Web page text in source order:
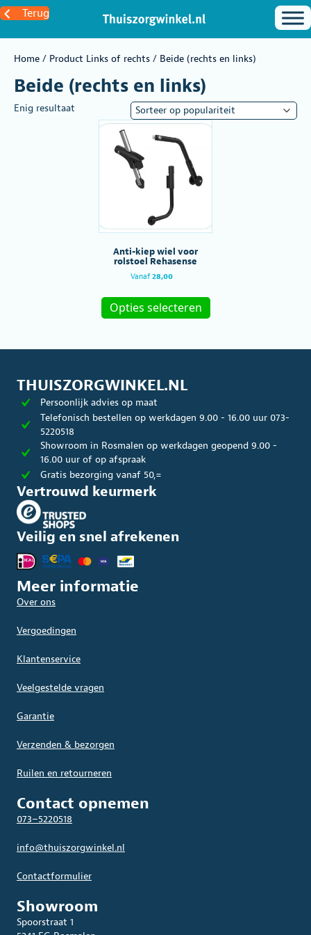
Terug
Home / Product Links of rechts / Beide (rechts en links)
Beide (rechts en links)
Enig resultaat
Anti-kiep wiel voor
rolstoel Rehasense
Vanaf 28,00
Opties selecteren
product
heeft
op
productpagina
THUISZORGWINKEL.NL
Persoonlijk advies op maat
Telefonisch bestellen op werkdagen 9.00 - 16.00 uur 073-
5220518
Showroom in Rosmalen op werkdagen geopend 9.00 -
16.00 uur of op afspraak
Gratis bezorging vanaf 50,=
Vertrouwd keurmerk
Veilig en snel afrekenen
Meer informatie
Over ons
Vergoedingen
Klantenservice
Veelgestelde vragen
Garantie
Verzenden & bezorgen
Ruilen en retourneren
Contact opnemen
073–5220518
info@thuiszorgwinkel.nl
Contactformulier
Showroom
Spoorstraat 1